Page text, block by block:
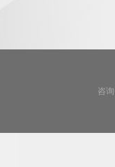
咨